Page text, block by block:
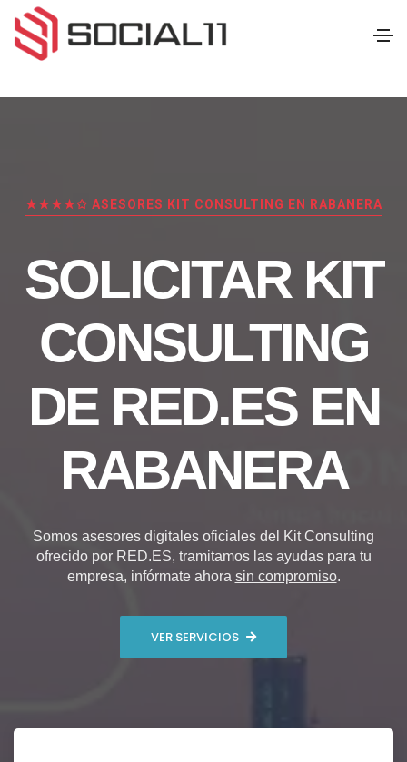
★★★★✩ ASESORES KIT CONSULTING EN RABANERA
SOLICITAR KIT
CONSULTING
DE RED.ES EN
RABANERA
Somos asesores digitales oficiales del Kit Consulting
ofrecido por RED.ES, tramitamos las ayudas para tu
empresa, infórmate ahora sin compromiso.
VER SERVICIOS